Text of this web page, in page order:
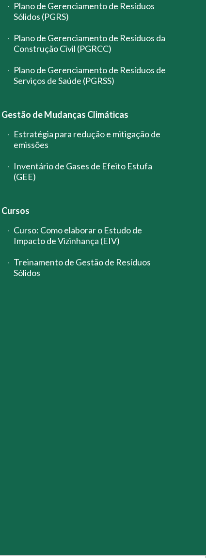
Plano de Gerenciamento de Resíduos
Sólidos (PGRS)
Plano de Gerenciamento de Resíduos da
Construção Civil (PGRCC)
Plano de Gerenciamento de Resíduos de
Serviços de Saúde (PGRSS)
Gestão de Mudanças Climáticas
Estratégia para redução e mitigação de
emissões
Inventário de Gases de Efeito Estufa
(GEE)
Cursos
Curso: Como elaborar o Estudo de
Impacto de Vizinhança (EIV)
Treinamento de Gestão de Resíduos
Sólidos